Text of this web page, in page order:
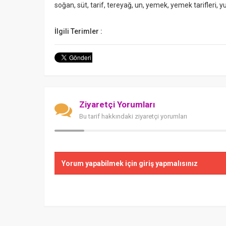
soğan, süt, tarif, tereyağ, un, yemek, yemek tarifleri,
İlgili Terimler :
Ziyaretçi Yorumları
Bu tarif hakkındaki ziyaretçi yorumları
Yorum yapabilmek için giriş yapmalısınız